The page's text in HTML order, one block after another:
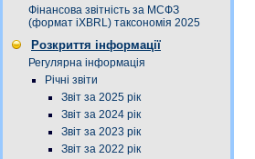
Фінансова звітність за МСФЗ
(формат iXBRL) таксономія 2025
Розкриття інформації
Регулярна інформація
Річні звіти
Звіт за 2025 рік
Звіт за 2024 рік
Звіт за 2023 рік
Звіт за 2022 рік